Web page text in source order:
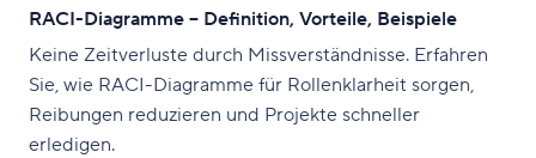
RACI-Diagramme – Definition, Vorteile, Beispiele
Keine Zeitverluste durch Missverständnisse. Erfahren
Sie, wie RACI-Diagramme für Rollenklarheit sorgen,
Reibungen reduzieren und Projekte schneller
erledigen.